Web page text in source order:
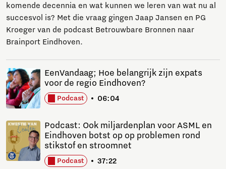
komende decennia en wat kunnen we leren van wat nu al
succesvol is? Met die vraag gingen Jaap Jansen en PG
Kroeger van de podcast Betrouwbare Bronnen naar
Brainport Eindhoven.
Podcast 06:04
EenVandaag; Hoe belangrijk zijn expats
voor de regio Eindhoven?
Podcast 37:22
Podcast: Ook miljardenplan voor ASML en
Eindhoven botst op op problemen rond
stikstof en stroomnet